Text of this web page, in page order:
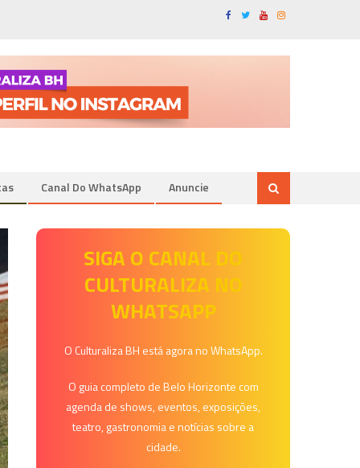
Canal Do WhatsApp Anuncie
SIGA O CANAL DO
CULTURALIZA NO
WHATSAPP
O Culturaliza BH está agora no WhatsApp.
O guia completo de Belo Horizonte com
agenda de shows, eventos, exposições,
teatro, gastronomia e notícias sobre a
cidade.